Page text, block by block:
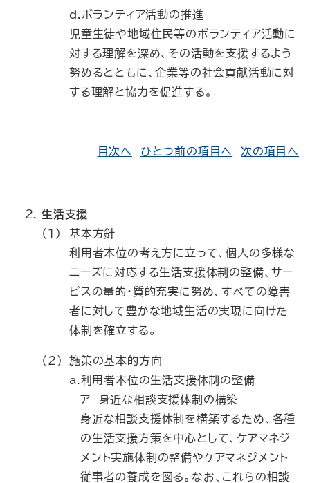
d.ボランティア活動の推進
児童生徒や地域住民等のボランティア活動に
対する理解を深め、その活動を支援するよう
努めるとともに、企業等の社会貢献活動に対
する理解と協力を促進する。
目次へ ひとつ前の項目へ 次の項目へ
生活支援
（1）
基本方針
利用者本位の考え方に立って、個人の多様な
ニーズに対応する生活支援体制の整備、サー
ビスの量的・質的充実に努め、すべての障害
者に対して豊かな地域生活の実現に向けた
体制を確立する。
（2）
施策の基本的方向
a.利用者本位の生活支援体制の整備
ア 身近な相談支援体制の構築
身近な相談支援体制を構築するため、各種
の生活支援方策を中心として、ケアマネジ
メント実施体制の整備やケアマネジメント
従事者の養成を図る。なお、これらの相談